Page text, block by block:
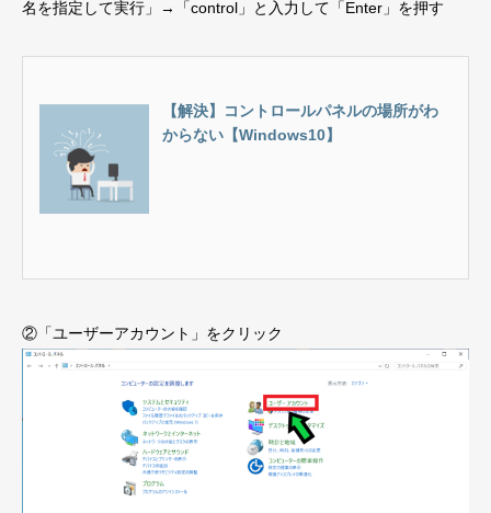
名を指定して実行」→「control」と入力して「Enter」を押す
【解決】コントロールパネルの場所がわ
からない【Windows10】
②「ユーザーアカウント」をクリック